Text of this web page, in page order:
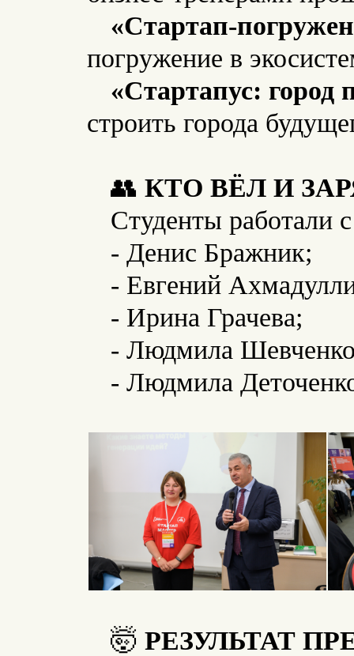
«Стартап-
погружение в
«Стартапус: город
строить города
👥 КТО ВЁЛ И
Студенты работали
- Денис Бражник;
- Евгений
- Ирина Грачева;
- Людмила
- Людмила
🤯 РЕЗУЛЬТАТ